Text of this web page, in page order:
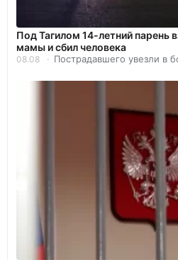
Под Тагилом 14-летний парень
мамы и сбил человека
08.08 Пострадавшего увезли в